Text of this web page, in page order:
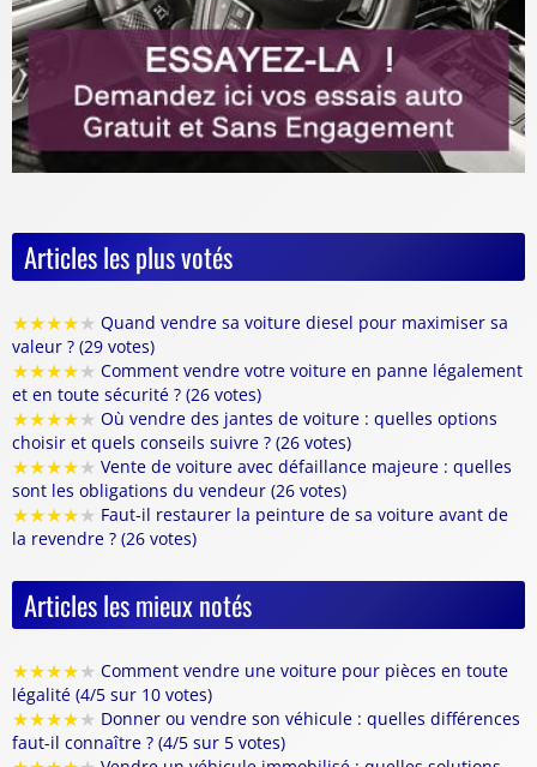
Articles les plus votés
★★★★★ Quand vendre sa voiture diesel pour maximiser sa
valeur ? (29 votes)
★★★★★ Comment vendre votre voiture en panne légalement
et en toute sécurité ? (26 votes)
★★★★★ Où vendre des jantes de voiture : quelles options
choisir et quels conseils suivre ? (26 votes)
★★★★★ Vente de voiture avec défaillance majeure : quelles
sont les obligations du vendeur (26 votes)
★★★★★ Faut-il restaurer la peinture de sa voiture avant de
la revendre ? (26 votes)
Articles les mieux notés
★★★★★ Comment vendre une voiture pour pièces en toute
légalité (4/5 sur 10 votes)
★★★★★ Donner ou vendre son véhicule : quelles différences
faut-il connaître ? (4/5 sur 5 votes)